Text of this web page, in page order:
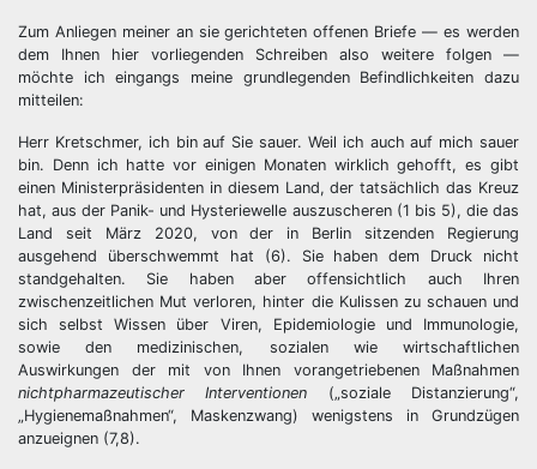
Zum Anliegen meiner an sie gerichteten offenen Briefe — es werden
dem Ihnen hier vorliegenden Schreiben also weitere folgen —
möchte ich eingangs meine grundlegenden Befindlichkeiten dazu
mitteilen:
Herr Kretschmer, ich bin auf Sie sauer. Weil ich auch auf mich sauer
bin. Denn ich hatte vor einigen Monaten wirklich gehofft, es gibt
einen Ministerpräsidenten in diesem Land, der tatsächlich das Kreuz
hat, aus der Panik- und Hysteriewelle auszuscheren (1 bis 5), die das
Land seit März 2020, von der in Berlin sitzenden Regierung
ausgehend überschwemmt hat (6). Sie haben dem Druck nicht
standgehalten. Sie haben aber offensichtlich auch Ihren
zwischenzeitlichen Mut verloren, hinter die Kulissen zu schauen und
sich selbst Wissen über Viren, Epidemiologie und Immunologie,
sowie den medizinischen, sozialen wie wirtschaftlichen
Auswirkungen der mit von Ihnen vorangetriebenen Maßnahmen
nichtpharmazeutischer Interventionen („soziale Distanzierung“,
„Hygienemaßnahmen“, Maskenzwang) wenigstens in Grundzügen
anzueignen (7,8).